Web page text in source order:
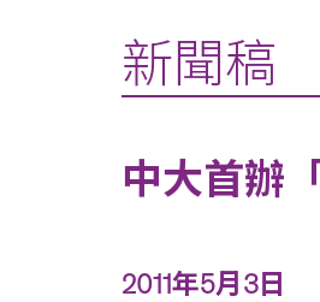
新聞稿
中大首辦
2011年5月3日